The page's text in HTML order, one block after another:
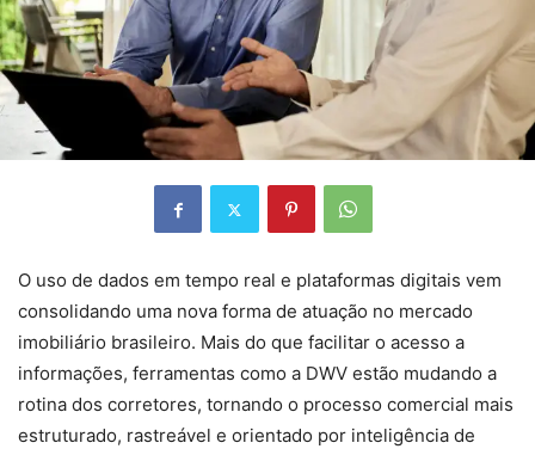
O uso de dados em tempo real e plataformas digitais vem
consolidando uma nova forma de atuação no mercado
imobiliário brasileiro. Mais do que facilitar o acesso a
informações, ferramentas como a DWV estão mudando a
rotina dos corretores, tornando o processo comercial mais
estruturado, rastreável e orientado por inteligência de